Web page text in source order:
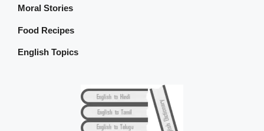
Moral Stories
Food Recipes
English Topics